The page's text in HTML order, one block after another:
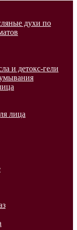
духи по
и детокс-гели
лица